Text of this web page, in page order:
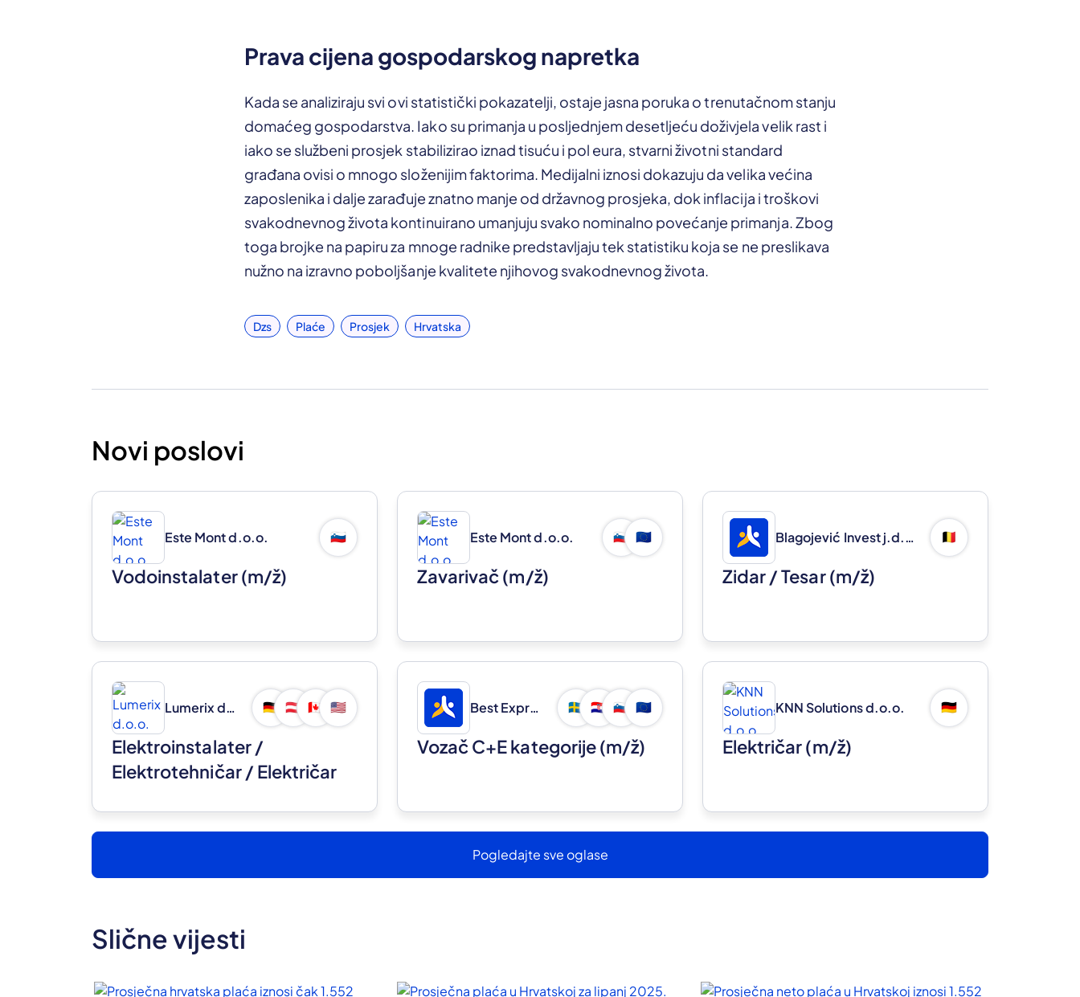
Prava cijena gospodarskog napretka
Kada se analiziraju svi ovi statistički pokazatelji, ostaje jasna poruka o trenutačnom stanju
domaćeg gospodarstva. Iako su primanja u posljednjem desetljeću doživjela velik rast i
iako se službeni prosjek stabilizirao iznad tisuću i pol eura, stvarni životni standard
građana ovisi o mnogo složenijim faktorima. Medijalni iznosi dokazuju da velika većina
zaposlenika i dalje zarađuje znatno manje od državnog prosjeka, dok inflacija i troškovi
svakodnevnog života kontinuirano umanjuju svako nominalno povećanje primanja. Zbog
toga brojke na papiru za mnoge radnike predstavljaju tek statistiku koja se ne preslikava
nužno na izravno poboljšanje kvalitete njihovog svakodnevnog života.
Dzs Plaće Prosjek Hrvatska
Novi poslovi
Este Mont d.o.o. 🇸🇮
Vodoinstalater(m/ž)
Este Mont d.o.o. 🇸🇮 🇪🇺
Zavarivač (m/ž)
Blagojević Invest j.d.o.o. 🇧🇪
Zidar / Tesar(m/ž)
Lumerix d.o.o. 🇩🇪 🇦🇹 🇨🇦 🇺🇸
Elektroinstalater /
Elektrotehničar / Električar
Best Express d.o.o. 🇸🇪 🇭🇷 🇸🇮 🇪🇺
Vozač C+E kategorije(m/ž)
KNN Solutions d.o.o. 🇩🇪
Električar(m/ž)
Pogledajte sve oglase
Slične vijesti